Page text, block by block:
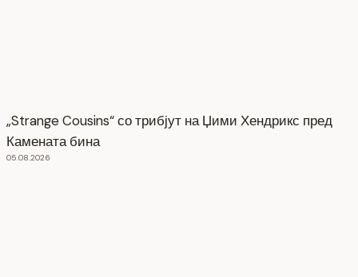
„Strange Cousins“ со трибјут на Џими Хендрикс пред
Камената бина
05.08.2026